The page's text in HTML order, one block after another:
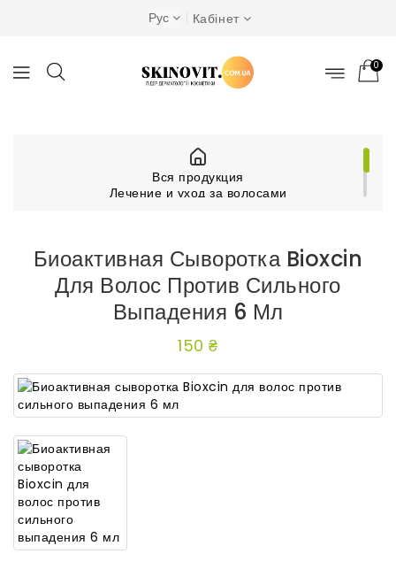
Рус Кабінет
0
Вся продукция
Лечение и уход за волосами
Биоактивная Сыворотка Bioxcin
Для Волос Против Сильного
Выпадения 6 Мл
150 ₴